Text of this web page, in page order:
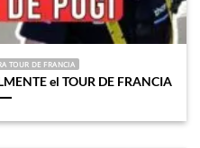
TOUR DE FRANCIA
el TOUR DE FRANCIA